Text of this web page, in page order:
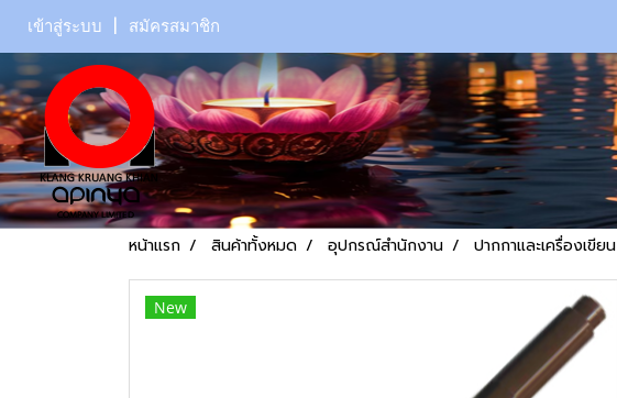
เข้าสู่ระบบ สมัครสมาชิก
หน้าแรก สินค้าทั้งหมด อุปกรณ์สำนักงาน ปากกาและเครื่องเขียน
New